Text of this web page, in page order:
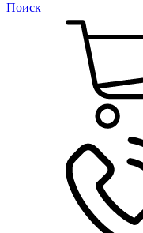
Поиск